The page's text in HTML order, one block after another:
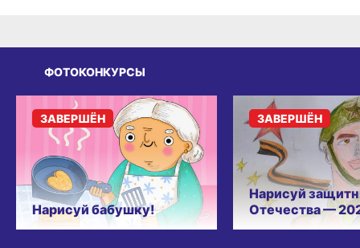
ФОТОКОНКУРСЫ
Нарисуй бабушку!
ЗАВЕРШЁН
Нарисуй
Отечества —
ЗАВЕРШЁН